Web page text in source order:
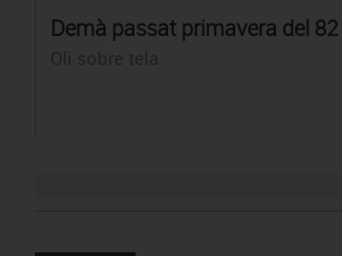
Demà passat primavera del 82